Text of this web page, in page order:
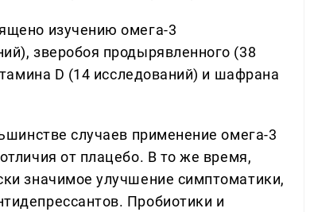
изучению омега-3
зверобоя продырявленного (38
D (14 исследований) и шафрана
случаев применение омега-3
от плацебо. В то же время,
значимое улучшение симптоматики,
Пробиотики и